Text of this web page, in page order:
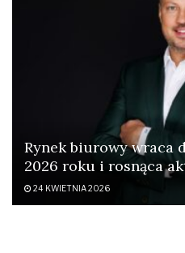
Rynek biurowy wraca
2026 roku i rosnąca
24 KWIETNIA 2026